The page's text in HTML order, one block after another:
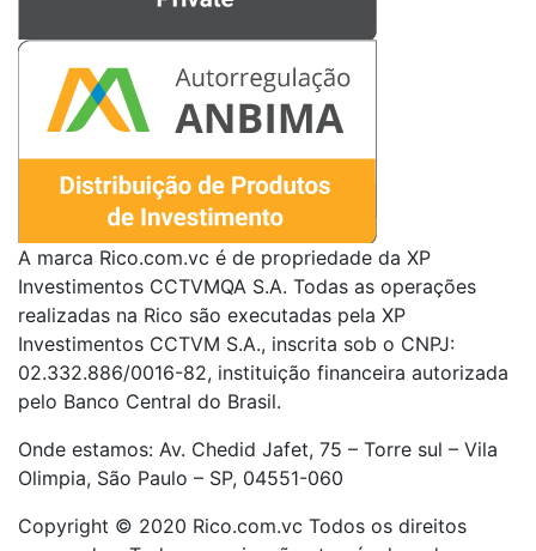
A marca Rico.com.vc é de propriedade da XP
Investimentos CCTVMQA S.A. Todas as operações
realizadas na Rico são executadas pela XP
Investimentos CCTVM S.A., inscrita sob o CNPJ:
02.332.886/0016-82, instituição financeira autorizada
pelo Banco Central do Brasil.
Onde estamos: Av. Chedid Jafet, 75 – Torre sul – Vila
Olimpia, São Paulo – SP, 04551-060
Copyright © 2020 Rico.com.vc Todos os direitos